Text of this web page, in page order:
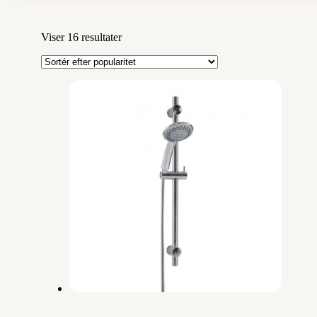
Viser 16 resultaterSorteret
popularitet